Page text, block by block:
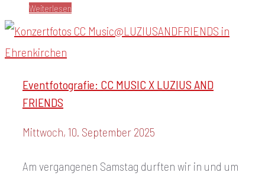
Weiterlesen
Eventfotografie: CC MUSIC X LUZIUS AND
FRIENDS
Mittwoch, 10. September 2025
Am vergangenen Samstag durften wir in und um